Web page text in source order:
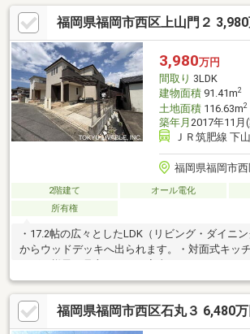
《道路・方位等》・南側道路に面するため、陽
《室内の特徴》・リビングダイニングは吹き抜
開放感ある空間になっています。また、上部に
ることで1階部分でもしっかりと光が届きます
あります。
福岡県福岡市西区上山門２
3,980万円
間取り 3LDK
建物面積91.41m2
土地面積116.63m2
築年月 2017年11月
ＪＲ筑肥線 下
福岡県福岡市西
2階建て オール電化
所有権
・17.2帖の広々としたLDK（リビング・ダイニン
からウッドデッキへ出られます。・対面式キッ
ォークインクローゼットが完備され、その他各
納が備わっています。・トイレは1階と2階の２
朝の混雑時や深夜の利用にもストレスがかかり
り（キッチン・洗面脱衣室・浴室）が近くにま
福岡県福岡市西区石丸３ 6,480